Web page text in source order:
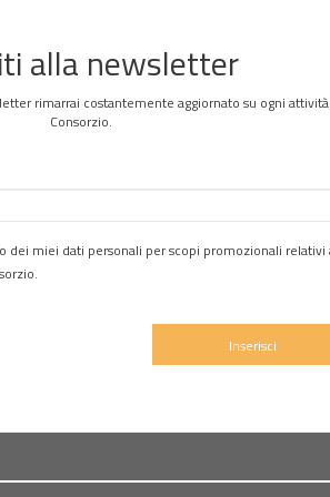
alla newsletter
rimarrai costantemente aggiornato su ogni
Consorzio.
dei miei dati personali per scopi promozionali relativi
Inserisci